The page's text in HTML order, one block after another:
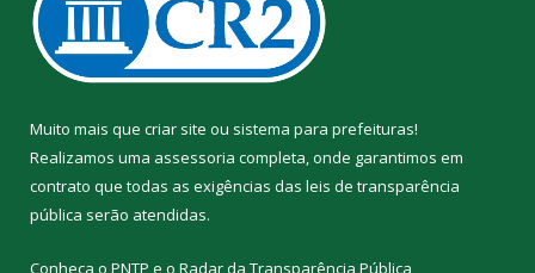
Muito mais que criar site ou sistema para prefeituras!
Realizamos uma assessoria completa, onde garantimos em
contrato que todas as exigências das leis de transparência
pública serão atendidas.
Conheça o PNTP e o Radar da Transparência Pública